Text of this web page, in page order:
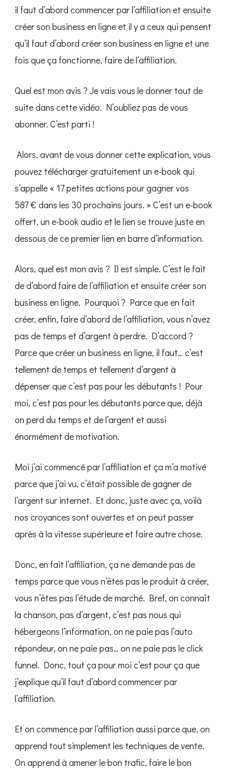
il faut d’abord commencer par l’affiliation et ensuite
créer son business en ligne et il y a ceux qui pensent
qu’il faut d’abord créer son business en ligne et une
fois que ça fonctionne, faire de l’affiliation.
Quel est mon avis ? Je vais vous le donner tout de
suite dans cette vidéo. N’oubliez pas de vous
abonner. C’est parti !
Alors, avant de vous donner cette explication, vous
pouvez télécharger gratuitement un e-book qui
s’appelle « 17 petites actions pour gagner vos
587 € dans les 30 prochains jours. » C’est un e-book
offert, un e-book audio et le lien se trouve juste en
dessous de ce premier lien en barre d’information.
Alors, quel est mon avis ? Il est simple. C’est le fait
de d’abord faire de l’affiliation et ensuite créer son
business en ligne. Pourquoi ? Parce que en fait
créer, enfin, faire d’abord de l’affiliation, vous n’avez
pas de temps et d’argent à perdre. D’accord ?
Parce que créer un business en ligne, il faut… c’est
tellement de temps et tellement d’argent à
dépenser que c’est pas pour les débutants ! Pour
moi, c’est pas pour les débutants parce que, déjà
on perd du temps et de l’argent et aussi
énormément de motivation.
Moi j’ai commencé par l’affiliation et ça m’a motivé
parce que j’ai vu, c’était possible de gagner de
l’argent sur internet. Et donc, juste avec ça, voilà
nos croyances sont ouvertes et on peut passer
après à la vitesse supérieure et faire autre chose.
Donc, en fait l’affiliation, ça ne demande pas de
temps parce que vous n’êtes pas le produit à créer,
vous n’êtes pas l’étude de marché. Bref, on connaît
la chanson, pas d’argent, c’est pas nous qui
hébergeons l’information, on ne paie pas l’auto
répondeur, on ne paie pas… on ne paie pas le click
funnel. Donc, tout ça pour moi c’est pour ça que
j’explique qu’il faut d’abord commencer par
l’affiliation.
Et on commence par l’affiliation aussi parce que, on
apprend tout simplement les techniques de vente.
On apprend à amener le bon trafic, faire le bon